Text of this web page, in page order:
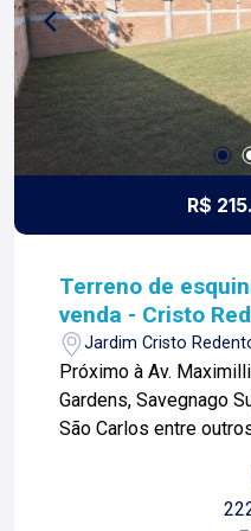
R$
Terreno de
venda - Cristo
Jardim Cristo
Próximo à Av.
Gardens, Savegnago
São Carlos entre outros
investimentos; - Murado; -
informações e